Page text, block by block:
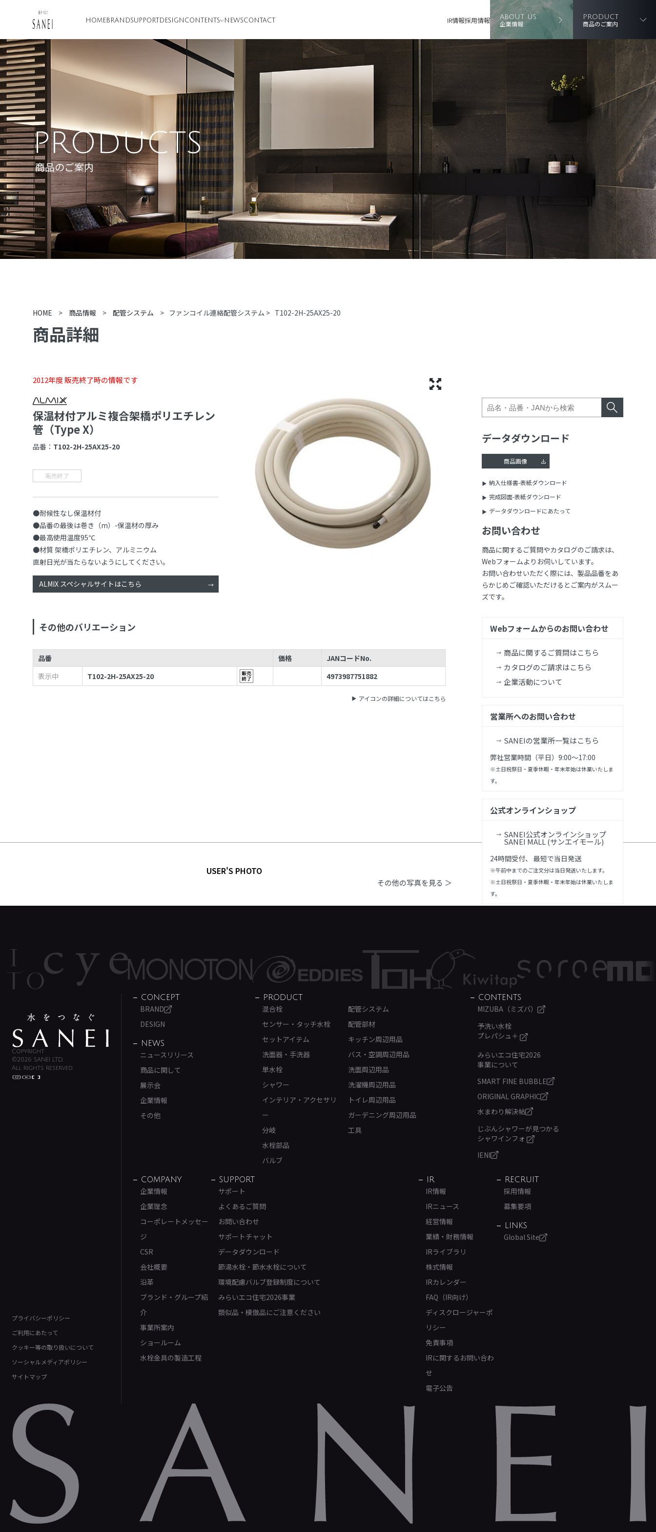
HOME BRANDSUPPORT DESIGN CONTENTS NEWSCONTACT IR情報採用情報 ABOUT US
企業情報
PRODUCT
商品のご案内
PRODUCTS
商品のご案内
HOME > 商品情報 > 配管システム > ファンコイル連絡配管システム > T102-2H-25AX25-20
商品詳細
2012年度 販売終了時の情報です
保温材付アルミ複合架橋ポリエチレン
管（Type X）
品番： T102-2H-25AX25-20
販売終了
●耐候性なし保温材付
●品番の最後は巻き（m）-保温材の厚み
●最高使用温度95℃
●材質 架橋ポリエチレン、アルミニウム
直射日光が当たらないようにしてください。
ALMIX スペシャルサイトはこちら
その他のバリエーション
品番 価格
JANコードNo.
表示中
T102-2H-25AX25-20 4973987751882
アイコンの詳細についてはこちら
データダウンロード
商品画像
納入仕様書-表紙ダウンロード
完成図面-表紙ダウンロード
データダウンロードにあたって
お問い合わせ
商品に関するご質問やカタログのご請求は、
Webフォームよりお伺いしています。
お問い合わせいただく際には、製品品番をあ
らかじめご確認いただけるとご案内がスムー
ズです。
Webフォームからのお問い合わせ
商品に関するご質問はこちら
カタログのご請求はこちら
企業活動について
営業所へのお問い合わせ
SANEIの営業所一覧はこちら
弊社営業時間（平日）9:00～17:00
※土日祝祭日・夏季休暇・年末年始は休業いたしま
す。
公式オンラインショップ
SANEI公式オンラインショップ
SANEI MALL (サンエイモール)
24時間受付、 最短で当日発送
※午前中までのご注文分は当日発送いたします。
※土日祝祭日・夏季休暇・年末年始は休業いたしま
す。
USER'S PHOTO
その他の写真を見る ＞
Copyright
©2026 SANEI LTD.
All rights reserved.
プライバシーポリシー
ご利用にあたって
クッキー等の取り扱いについて
ソーシャルメディアポリシー
サイトマップ
CONCEPT
BRAND
DESIGN
NEWS
ニュースリリース
商品に関して
展示会
企業情報
その他
PRODUCT
混合栓
センサー・タッチ水栓
セットアイテム
洗面器・手洗器
単水栓
シャワー
インテリア・アクセサリ
ー
分岐
水栓部品
バルブ
配管システム
配管部材
キッチン周辺用品
バス・空調周辺用品
洗面周辺用品
洗濯機周辺用品
トイレ周辺用品
ガーデニング周辺用品
工具
CONTENTS
MIZUBA（ミズバ）
予洗い水栓
プレパシュ＋
みらいエコ住宅2026
事業について
SMART FINE BUBBLE
ORIGINAL GRAPHIC
水まわり解決帖
じぶんシャワーが見つかる
シャワインフォ
IENI
COMPANY
企業情報
企業理念
コーポレートメッセー
ジ
CSR
会社概要
沿革
ブランド・グループ紹
介
事業所案内
ショールーム
水栓金具の製造工程
SUPPORT
サポート
よくあるご質問
お問い合わせ
サポートチャット
データダウンロード
節湯水栓・節水水栓について
環境配慮バルブ登録制度について
みらいエコ住宅2026事業
類似品・模倣品にご注意ください
IR
IR情報
IRニュース
経営情報
業績・財務情報
IRライブラリ
株式情報
IRカレンダー
FAQ（IR向け）
ディスクロージャーポ
リシー
免責事項
IRに関するお問い合わ
せ
電子公告
RECRUIT
採用情報
募集要項
LINKS
Global Site